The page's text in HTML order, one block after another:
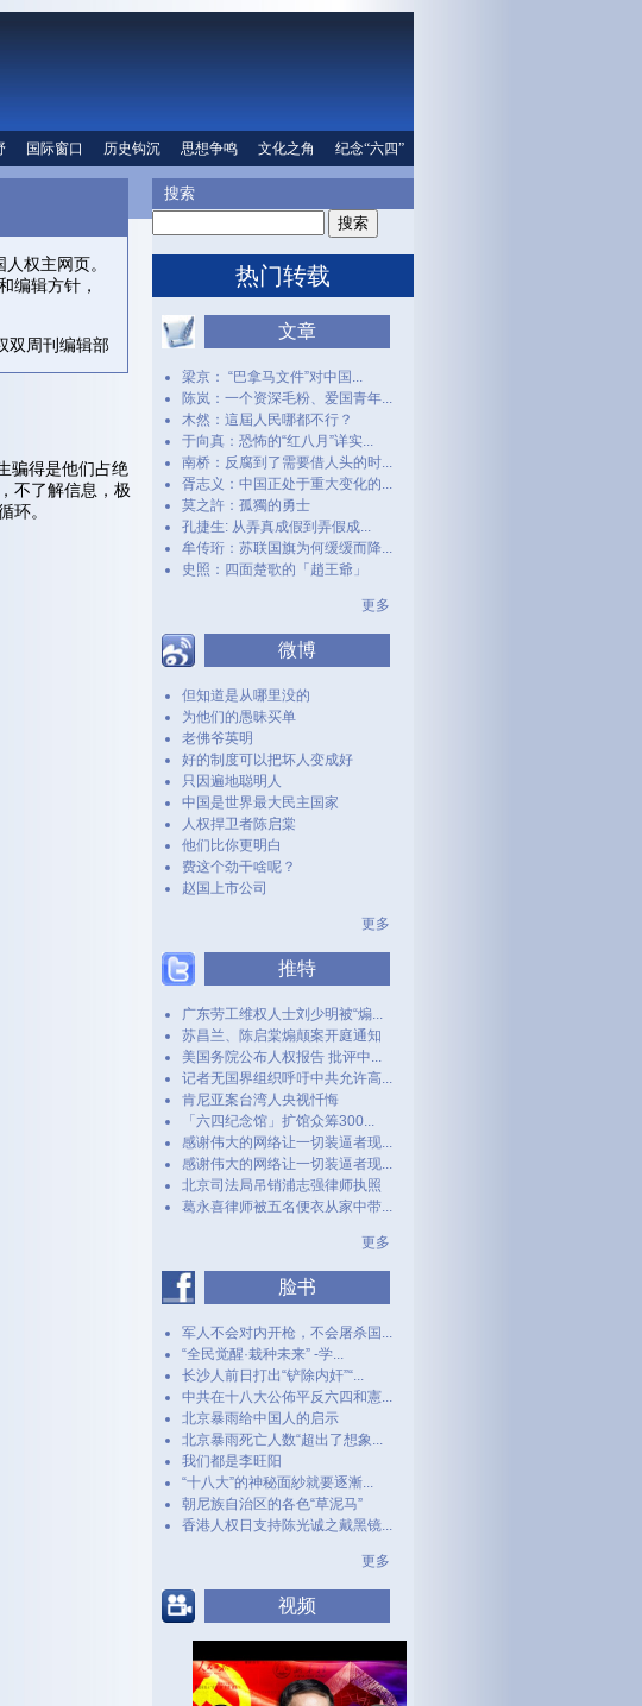
国际窗口 历史钩沉 思想争鸣 文化之角 纪念“六四”
权主网页。
编辑方针，
双周刊编辑部
骗得是他们占绝
不了解信息，极
环。
搜索
热门转载
文章
梁京： “巴拿马文件”对中国...
陈岚：一个资深毛粉、爱国青年...
木然：這屆人民哪都不行？
于向真：恐怖的“红八月”详实...
南桥：反腐到了需要借人头的时...
胥志义：中国正处于重大变化的...
莫之許：孤獨的勇士
孔捷生: 从弄真成假到弄假成...
牟传珩：苏联国旗为何缓缓而降...
史照：四面楚歌的「趙王爺」
更多
微博
但知道是从哪里没的
为他们的愚昧买单
老佛爷英明
好的制度可以把坏人变成好
只因遍地聪明人
中国是世界最大民主国家
人权捍卫者陈启棠
他们比你更明白
费这个劲干啥呢？
赵国上市公司
更多
推特
广东劳工维权人士刘少明被“煽...
苏昌兰、陈启棠煽颠案开庭通知
美国务院公布人权报告 批评中...
记者无国界组织呼吁中共允许高...
肯尼亚案台湾人央视忏悔
「六四纪念馆」扩馆众筹300...
感谢伟大的网络让一切装逼者现...
感谢伟大的网络让一切装逼者现...
北京司法局吊销浦志强律师执照
葛永喜律师被五名便衣从家中带...
更多
脸书
军人不会对内开枪，不会屠杀国...
“全民觉醒·栽种未来” -学...
长沙人前日打出“铲除内奸”“...
中共在十八大公佈平反六四和憲...
北京暴雨给中国人的启示
北京暴雨死亡人数“超出了想象...
我们都是李旺阳
“十八大”的神秘面紗就要逐漸...
朝尼族自治区的各色“草泥马”
香港人权日支持陈光诚之戴黑镜...
更多
视频
视野 国际窗口 文化之角 纪念“六四” 人权信息